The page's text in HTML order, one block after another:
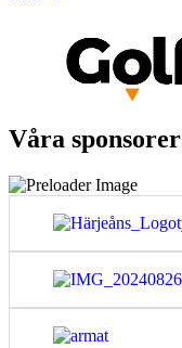
Våra sponsorer